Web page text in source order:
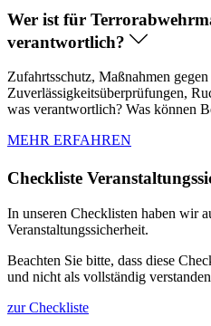
Wer ist für
verantwortlich?
Zufahrtsschutz, Maßnahmen
Zuverlässigkeitsüberprüfungen,
was verantwortlich? Was können
MEHR ERFAHREN
Checkliste
In unseren Checklisten haben wir
Veranstaltungssicherheit.
Beachten Sie bitte, dass diese
und nicht als vollständig
zur Checkliste